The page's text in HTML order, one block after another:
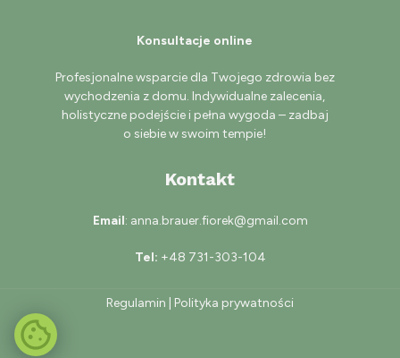
Kontakt
Email: anna.brauer.fiorek@gmail.com
Tel: +48 731-303-104
Konsultacje online
Profesjonalne wsparcie dla Twojego zdrowia bez
wychodzenia z domu. Indywidualne zalecenia,
holistyczne podejście i pełna wygoda – zadbaj
o siebie w swoim tempie!
Regulamin Polityka prywatności